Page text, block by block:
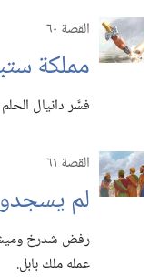
القصة ٦٠
مملكة
فسَّر دانيال
القصة ٦١
لم
رفض شدرخ
عمله ملك بابل.‏